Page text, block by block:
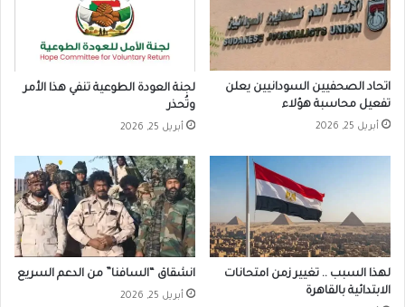
اتحاد الصحفيين السودانيين يعلن
تفعيل محاسبة هؤلاء
أبريل 25, 2026
لجنة العودة الطوعية تنفي هذا الأمر
وتُحذر
أبريل 25, 2026
لهذا السبب .. تغيير زمن امتحانات
الابتدائية بالقاهرة
انشقاق “السافنا” من الدعم السريع
أبريل 25, 2026